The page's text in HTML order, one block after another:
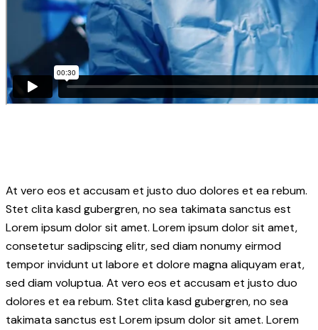
At vero eos et accusam et justo duo dolores et ea rebum.
Stet clita kasd gubergren, no sea takimata sanctus est
Lorem ipsum dolor sit amet. Lorem ipsum dolor sit amet,
consetetur sadipscing elitr, sed diam nonumy eirmod
tempor invidunt ut labore et dolore magna aliquyam erat,
sed diam voluptua. At vero eos et accusam et justo duo
dolores et ea rebum. Stet clita kasd gubergren, no sea
takimata sanctus est Lorem ipsum dolor sit amet. Lorem